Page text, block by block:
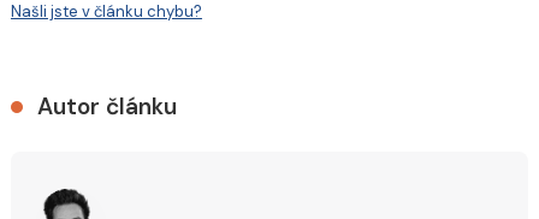
Našli jste v článku chybu?
Autor článku